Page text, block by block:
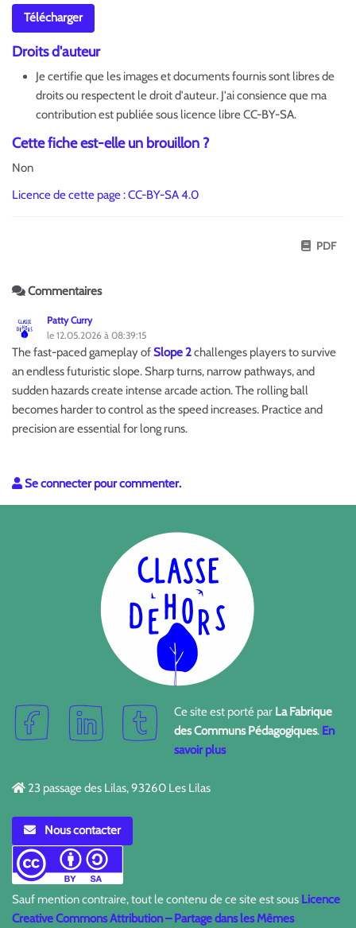
Télécharger
Droits d'auteur
Je certifie que les images et documents fournis sont libres de
droits ou respectent le droit d'auteur. J'ai consience que ma
contribution est publiée sous licence libre CC-BY-SA.
Cette fiche est-elle un brouillon ?
Non
Licence de cette page : CC-BY-SA 4.0
PDF
Commentaires
Patty Curry
le 12.05.2026 à 08:39:15
The fast-paced gameplay ofSlope 2challenges players to survive
an endless futuristic slope. Sharp turns, narrow pathways, and
sudden hazards create intense arcade action. The rolling ball
becomes harder to control as the speed increases. Practice and
precision are essential for long runs.
Se connecter pour commenter.
Ce site est porté par La Fabrique
des Communs Pédagogiques. En
savoir plus
23 passage des Lilas, 93260 Les Lilas
Nous contacter
Sauf mention contraire, tout le contenu de ce site est sous Licence
Creative Commons Attribution – Partage dans les Mêmes